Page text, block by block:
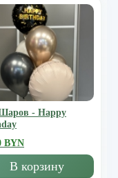
- Happy
BYN
В корзину